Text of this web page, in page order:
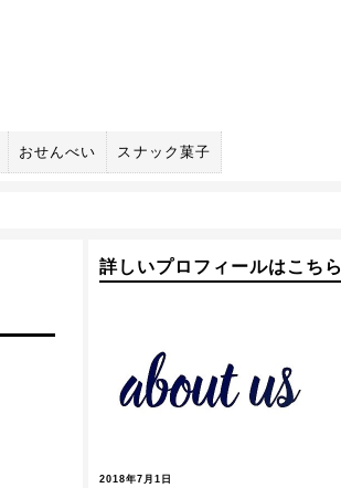
おせんべい スナック菓子
詳しいプロフィールはこちら
2018年7月1日